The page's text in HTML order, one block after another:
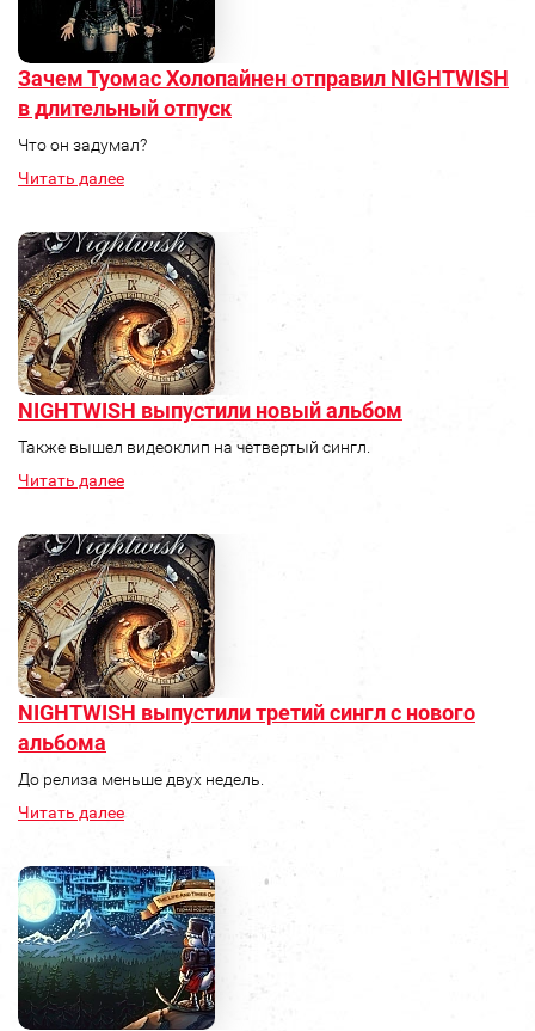
Зачем Туомас Холопайнен отправил NIGHTWISH
в длительный отпуск
Что он задумал?
Читать далее
NIGHTWISH выпустили новый альбом
Также вышел видеоклип на четвертый сингл.
Читать далее
NIGHTWISH выпустили третий сингл с нового
альбома
До релиза меньше двух недель.
Читать далее